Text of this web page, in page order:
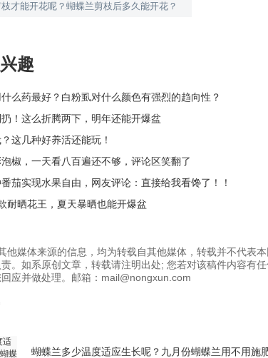
才能开花呢？蝴蝶兰剪枝后多久能开花？
趣
么药最好？白粉虱对什么颜色有强烈的趋向性？
！这么折腾两下，明年还能开爆盆
这几种好养活还能玩！
椒，一天看八百遍还不够，评论区笑翻了
茄实现水果自由，网友评论：直接给我看馋了！！
耐晒花王，夏天暴晒也能开爆盆
他媒体来源的信息，均为转载自其他媒体，转载并不代表
。如系原创文章，转载请注明出处; 您若对该稿件内容有任
应并做处理。邮箱：mail@nongxun.com
蝴蝶兰多少温度适应生长呢？九月份蝴蝶兰用不用施